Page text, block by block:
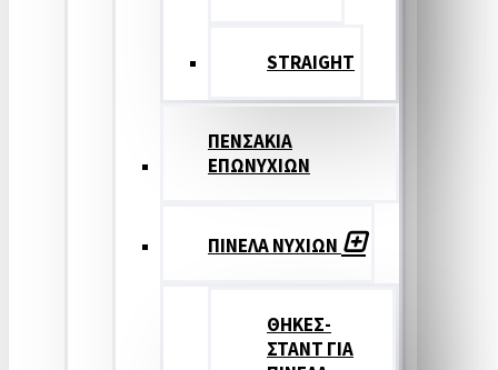
STRAIGHT
ΠΕΝΣΑΚΙΑ
ΕΠΩΝΥΧΙΩΝ
ΠΙΝΕΛΑ ΝΥΧΙΩΝ
ΘΗΚΕΣ-
ΣΤΑΝΤ ΓΙΑ